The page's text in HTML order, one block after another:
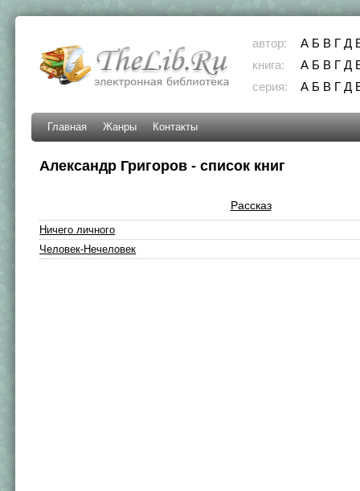
автор: А Б В Г Д
книга:
А Б В Г Д
серия:
А Б В Г Д
Главная Жанры Контакты
Александр Григоров - список книг
Рассказ
Ничего личного
Человек-Нечеловек